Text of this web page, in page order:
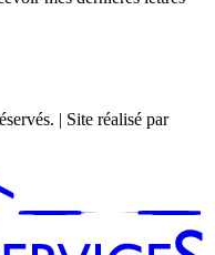
| Site réalisé par